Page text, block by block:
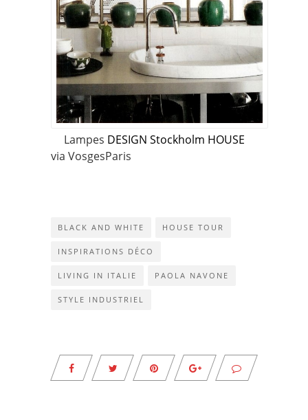
Lampes DESIGN Stockholm HOUSE
via VosgesParis
BLACK AND WHITE HOUSE TOUR
INSPIRATIONS DÉCO
LIVING IN ITALIE PAOLA NAVONE
STYLE INDUSTRIEL